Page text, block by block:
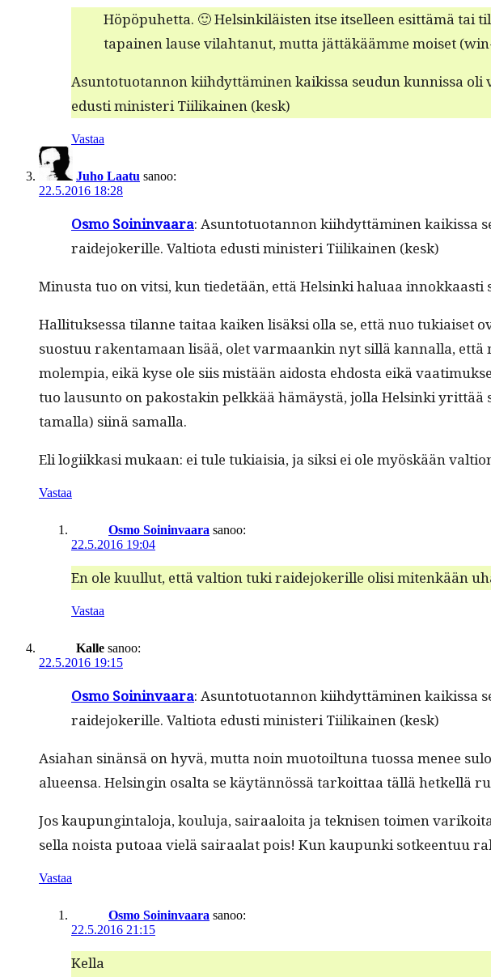
Höpöpuhet­ta. 🙂 Helsinkiläis­ten itse itselleen esit­tämä tai
tapainen lause vilah­tanut, mut­ta jät­täkäämme moi­set
Asun­to­tuotan­non kiihdyt­tämi­nen kaikissa seudun kun­nis­sa
edusti min­is­teri Tiilikainen (kesk)
Vastaa
Juho Laatu sanoo:
22.5.2016 18:28
Osmo Soin­in­vaara: Asun­to­tuotan­non kiihdyt­tämi­nen kaikissa
raide­jok­er­ille. Val­tio­ta edusti min­is­teri Tiilikainen (kesk)
Minus­ta tuo on vit­si, kun tiede­tään, että Helsin­ki halu­aa
Hal­li­tuk­ses­sa tilanne taitaa kaiken lisäk­si olla se, että nuo tuki­aiset
suos­tuu rak­en­ta­maan lisää, olet var­maankin nyt sil­lä kan­nal­la,
molem­pia, eikä kyse ole siis mis­tään aidos­ta ehdos­ta eikä
tuo lausun­to on pakostakin pelkkää hämäys­tä, jol­la Helsin­ki
ta­mal­la) siinä samalla.
Eli logi­ikkasi mukaan: ei tule tuki­aisia, ja sik­si ei ole myöskään
Vastaa
Osmo Soininvaara sanoo:
22.5.2016 19:04
En ole kuul­lut, että val­tion tuki raide­jok­er­ille olisi mitenkään
Vastaa
Kalle sanoo:
22.5.2016 19:15
Osmo Soin­in­vaara: Asun­to­tuotan­non kiihdyt­tämi­nen kaikissa
raide­jok­er­ille. Val­tio­ta edusti min­is­teri Tiilikainen (kesk)
Asi­a­han sinän­sä on hyvä, mut­ta noin muo­toil­tuna tuos­sa menee
alueen­sa. Helsin­gin osalta se käytän­nössä tarkoit­taa täl­lä het­kel­lä
Jos kaupung­in­talo­ja, koulu­ja, sairaaloi­ta ja teknisen toimen
sel­la noista putoaa vielä sairaalat pois! Kun kaupun­ki sot­keen­tuu
Vastaa
Osmo Soininvaara sanoo:
22.5.2016 21:15
Kel­la